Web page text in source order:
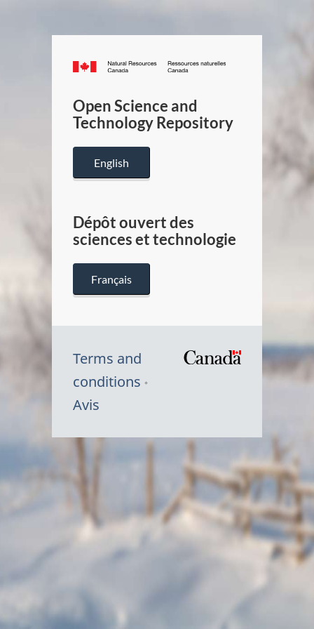
Canada.ca
/
Canada
Open Science and
Technology Repository
English
Dépôt ouvert des
sciences et technologie
Français
Terms and
conditions
Avis
Symbole
Canada